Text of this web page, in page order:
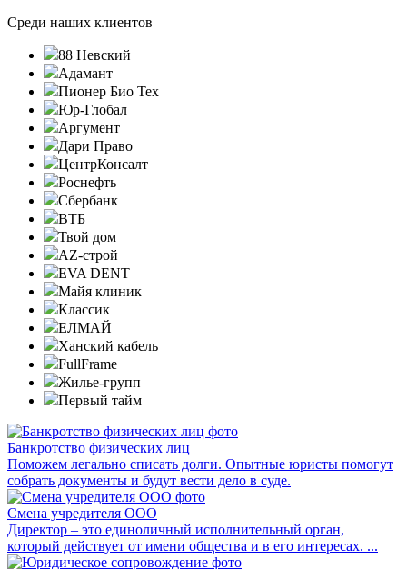
Среди наших клиентов
88 Невский
Адамант
Пионер Био Тех
Юр-Глобал
Аргумент
Дари Право
ЦентрКонсалт
Роснефть
Сбербанк
ВТБ
Твой дом
AZ-строй
EVA DENT
Майя клиник
Классик
ЕЛМАЙ
Ханский кабель
FullFrame
Жилье-групп
Первый тайм
Банкротство физических лиц
Поможем легально списать долги. Опытные юристы помогут
собрать документы и будут вести дело в суде.
Смена учредителя ООО
Директор – это единоличный исполнительный орган,
который действует от имени общества и в его интересах. ...